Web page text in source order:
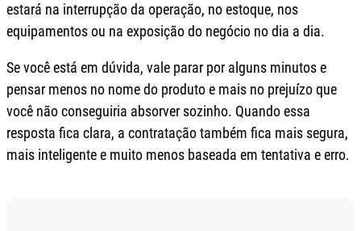
estará na interrupção da operação, no estoque, nos
equipamentos ou na exposição do negócio no dia a dia.
Se você está em dúvida, vale parar por alguns minutos e
pensar menos no nome do produto e mais no prejuízo que
você não conseguiria absorver sozinho. Quando essa
resposta fica clara, a contratação também fica mais segura,
mais inteligente e muito menos baseada em tentativa e erro.